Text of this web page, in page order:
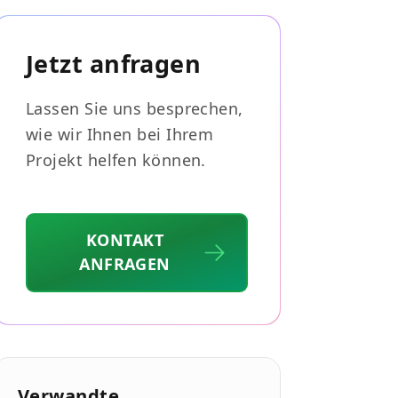
Jetzt anfragen
Lassen Sie uns besprechen,
wie wir Ihnen bei Ihrem
Projekt helfen können.
KONTAKT
ANFRAGEN